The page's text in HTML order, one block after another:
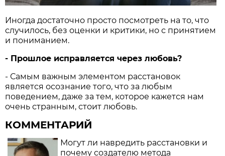
Иногда достаточно просто посмотреть на то, что
случилось, без оценки и критики, но с принятием
и пониманием.
- Прошлое исправляется через любовь?
- Самым важным элементом расстановок
является осознание того, что за любым
поведением, даже за тем, которое кажется нам
очень странным, стоит любовь.
КОММЕНТАРИЙ
Могут ли навредить расстановки и
почему создателю метода